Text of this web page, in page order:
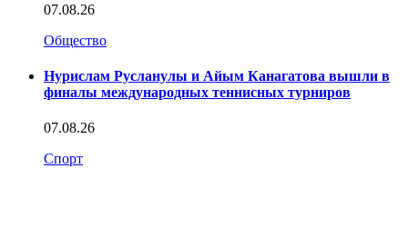
07.08.26
Общество
Нурислам Русланулы и Айым Канагатова вышли в
финалы международных теннисных турниров
07.08.26
Спорт